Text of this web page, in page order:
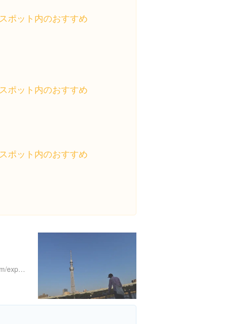
スポット内のおすすめ
スポット内のおすすめ
スポット内のおすすめ
https://www.instagram.com/explore/locations/340132671